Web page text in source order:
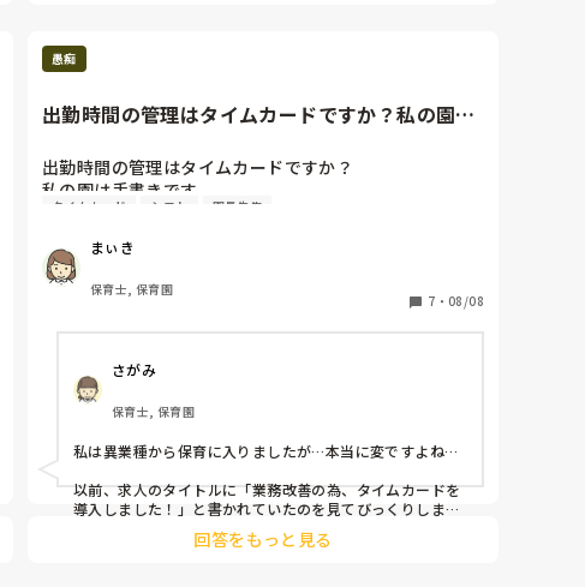
なんでそんなんいうの？なんで今しんどくなんの？」っ
て言われました。
「先生、前も行事前にそんなこと言い出したよな？」←
作品展の事です。以前こちらにその時の副園長からうけ
科でストレス性障害と抑鬱状態と診断された時のことで
す。
（保育）をさせられました。また保育終われば卒園式の
準備で重いものを上げたり下ろしたり…
もう死にそうでした。昨日の卒園式も頓服を飲んで無理
そして卒園式終わってからは下の学年の先生はみんな自
います。これは毎年手伝って貰ってた年長の先生が手伝
ってくれるらしいです…
けど、私の所には年長の先生は少し来ただけですぐ帰っ
ていってしまいます…むしろ私は初めてなので手探り状
態なので時間が他の先生の倍は掛かっていて私だけ取り
残されています。年長の先生が私の所にくると、上の先
生が「先生帰ってね」って…（年長の先生に）
副園長と園長は私が3月で辞めるから手伝う必要なしだ
愚痴
出勤時間の管理はタイムカードですか？私の園は
出勤時間の管理はタイムカードですか？
私の園は手書きです。
以前から監査でタイムカードの導入を進められているそ
うなのですが
園長は「そんなのいらない」、、と言ってます。
か、、？
タイムカード シフト 園長先生
まぃき
保育士, 保育園
7 ・ 08/08
さがみ
保育士, 保育園
私は異業種から保育に入りましたが…本当に変ですよね…
以前、求人のタイトルに「業務改善の為、タイムカードを
導入しました！」と書かれていたのを見てびっくりしまし
回答をもっと見る